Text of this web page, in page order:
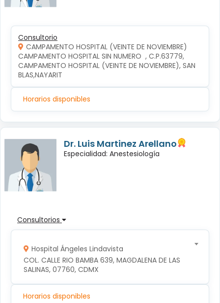
Consultorio
CAMPAMENTO HOSPITAL (VEINTE DE NOVIEMBRE)
CAMPAMENTO HOSPITAL SIN NUMERO  , C.P.63779,
CAMPAMENTO HOSPITAL (VEINTE DE NOVIEMBRE), SAN
BLAS,NAYARIT
Horarios disponibles
Dr. Luis Martinez Arellano
Especialidad: Anestesiología
Consultorios
Hospital Ángeles Lindavista
COL. CALLE RIO BAMBA 639, MAGDALENA DE LAS
SALINAS, 07760, CDMX
Horarios disponibles